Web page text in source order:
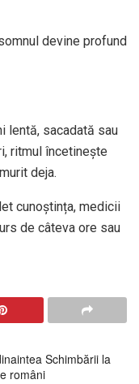
devine profund
lentă, sacadată sau
ritmul încetinește
deja.
cunoștința, medicii
de câteva ore sau
Schimbării la
români